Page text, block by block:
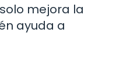
mejora la
ayuda a